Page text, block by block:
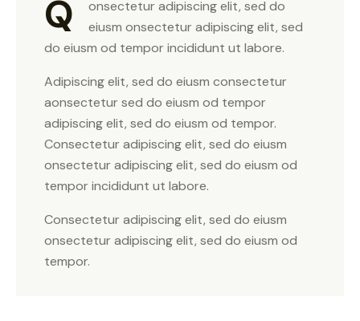
Q
onsectetur adipiscing elit, sed do
eiusm onsectetur adipiscing elit, sed
do eiusm od tempor incididunt ut labore.
Adipiscing elit, sed do eiusm consectetur
aonsectetur sed do eiusm od tempor
adipiscing elit, sed do eiusm od tempor.
Consectetur adipiscing elit, sed do eiusm
onsectetur adipiscing elit, sed do eiusm od
tempor incididunt ut labore.
Consectetur adipiscing elit, sed do eiusm
onsectetur adipiscing elit, sed do eiusm od
tempor.